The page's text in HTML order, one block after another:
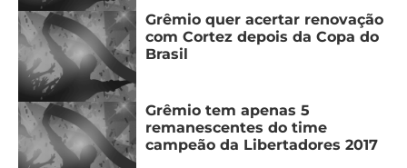
Grêmio quer acertar renovação
com Cortez depois da Copa do
Brasil
Grêmio tem apenas 5
remanescentes do time
campeão da Libertadores 2017